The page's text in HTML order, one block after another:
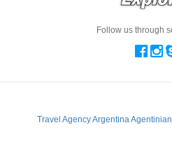
Follow us through
Travel Agency Argentina